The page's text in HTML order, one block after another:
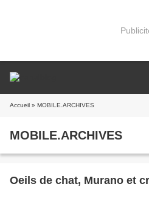
Accueil » MOBILE.ARCHIVES
MOBILE.ARCHIVES
Oeils de chat, Murano et